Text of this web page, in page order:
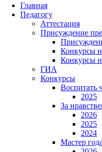
Главная
Педагогу
Аттестация
Присуждение
Конкурсы
Конкурсы
ГИА
Конкурсы
Воспитать
2025
За
2026
2025
2024
Мастер года